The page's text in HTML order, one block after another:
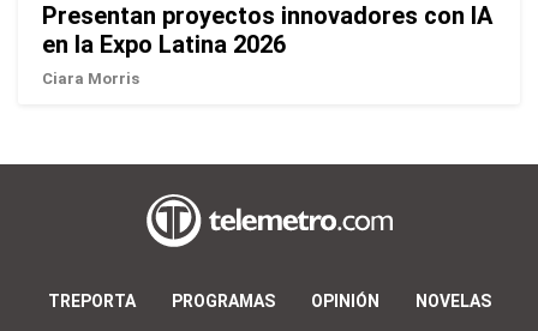
Presentan proyectos innovadores con IA
en la Expo Latina 2026
Ciara Morris
TREPORTA PROGRAMAS OPINIÓN NOVELAS